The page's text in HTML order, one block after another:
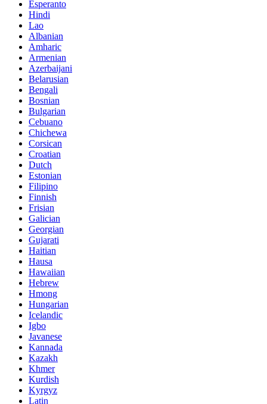
Esperanto
Hindi
Lao
Albanian
Amharic
Armenian
Azerbaijani
Belarusian
Bengali
Bosnian
Bulgarian
Cebuano
Chichewa
Corsican
Croatian
Dutch
Estonian
Filipino
Finnish
Frisian
Galician
Georgian
Gujarati
Haitian
Hausa
Hawaiian
Hebrew
Hmong
Hungarian
Icelandic
Igbo
Javanese
Kannada
Kazakh
Khmer
Kurdish
Kyrgyz
Latin